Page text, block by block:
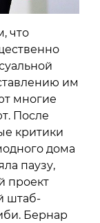
что
им
многие
После
критики
дома
паузу,
проект
штаб-
Бернар